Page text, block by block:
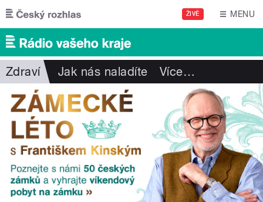
Přejít k hlavnímu obsahu
ŽIVĚ MENU
Zdraví Jak nás naladíte Více…